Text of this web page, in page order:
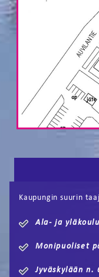
Kaupungin suurin
Ala- ja
Monipuoliset
Jyväskylään n.